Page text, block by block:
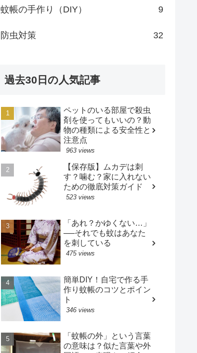
蚊帳の手作り（DIY） 9
防虫対策 32
過去30日の人気記事
ペットのいる部屋で殺虫
剤を使ってもいいの？動
物の種類による安全性と
注意点
963 views
【保存版】ムカデは刺
す？噛む？家に入れない
ための徹底対策ガイド
523 views
「あれ？かゆくない…」
──それでも蚊はあなた
を刺している
475 views
簡単DIY！自宅で作る手
作り蚊帳のコツとポイン
ト
346 views
「蚊帳の外」という言葉
の意味は？似た言葉や外